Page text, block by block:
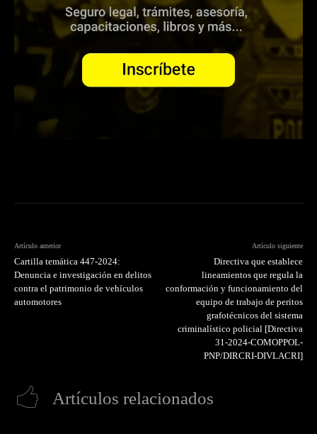
Artículo anterior
Cartilla temática 447-2024:
Denuncia e investigación en delitos
contra el patrimonio de vehículos
automotores
Artículo siguiente
Directiva que establece
lineamientos que regula la
conformación y funcionamiento del
equipo de trabajo de peritos
grafotécnicos del sistema
criminalístico policial [Directiva
31-2024-COMOPPOL-
PNP/DIRCRI-DIVLACRI]
Artículos relacionados